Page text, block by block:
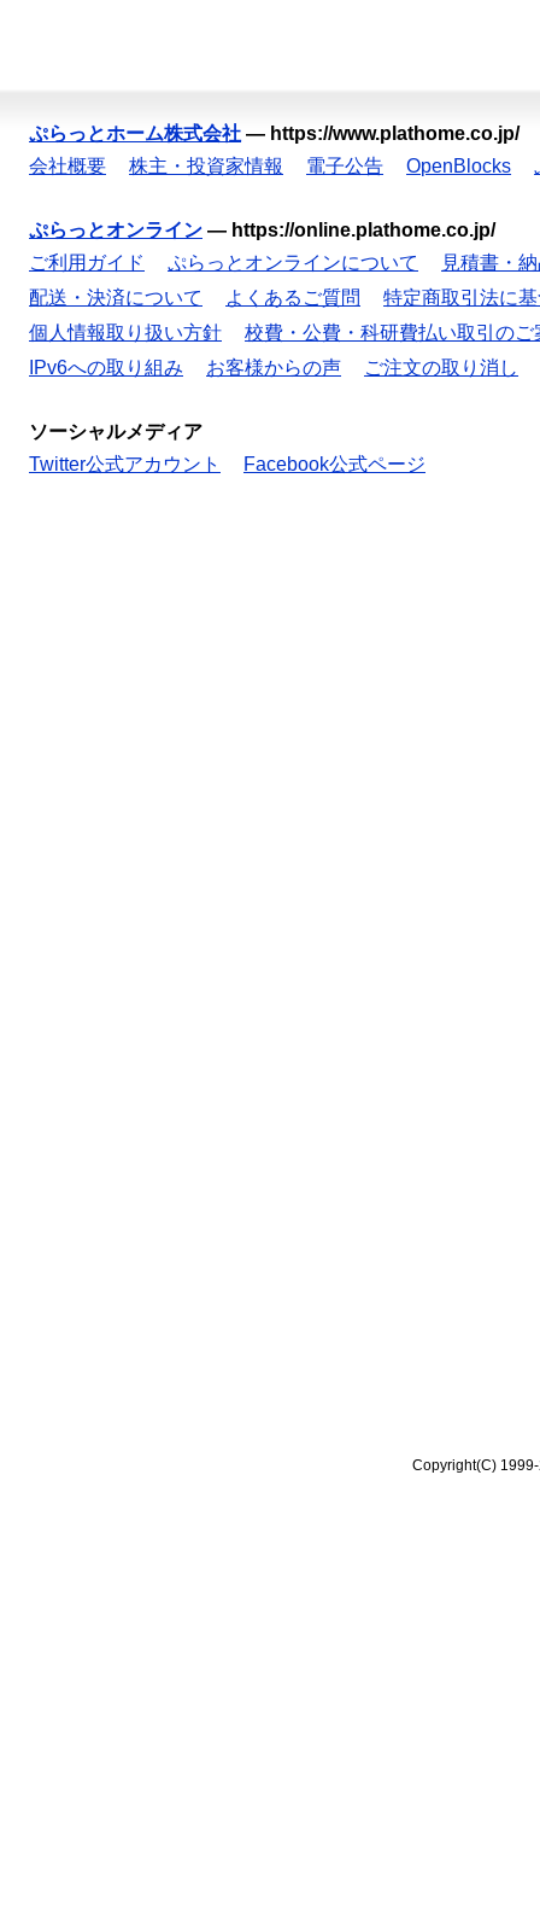
ぷらっとホーム株式会社 — https://www.plathome.co.jp/
会社概要
株主・投資家情報 電子公告 OpenBlocks
ぷらっとオンライン — https://online.plathome.co.jp/
ご利用ガイド
ぷらっとオンラインについて
見積書・
配送・決済について
よくあるご質問
特定商取引法に
個人情報取り扱い方針
校費・公費・科研費払い取引のご
IPv6への取り組み
お客様からの声 ご注文の取り消し
ソーシャルメディア
Twitter公式アカウント
Facebook公式ページ
Copyright(C)